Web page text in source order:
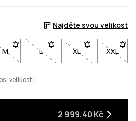
Najděte svou velikost
není dostupná. Klikni pro upozornění,
M- Velikost M není dostupná. Klikni pro
L- Velikost L není dostupná.
XL- Velikost XL
XXL
-
velikost L.
2 999,40 Kč